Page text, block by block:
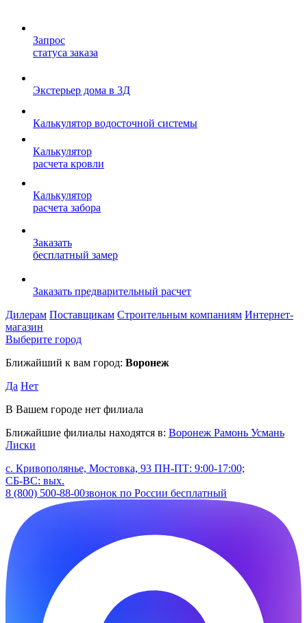
Запрос
статуса заказа
Экстерьер дома в 3Д
Калькулятор водосточной системы
Калькулятор
расчета кровли
Калькулятор
расчета забора
Заказать
бесплатный замер
Заказать предварительный расчет
Дилерам Поставщикам Строительным компаниям Интернет-
магазин
Выберите город
Ближайший к вам город: Воронеж
Да Нет
В Вашем городе нет филиала
Ближайшие филиалы находятся в: Воронеж Рамонь Усмань
Лиски
с. Кривополянье, Мостовка, 93 ПН-ПТ: 9:00-17:00;
СБ-ВС: вых.
8 (800) 500-88-00звонок по России бесплатный